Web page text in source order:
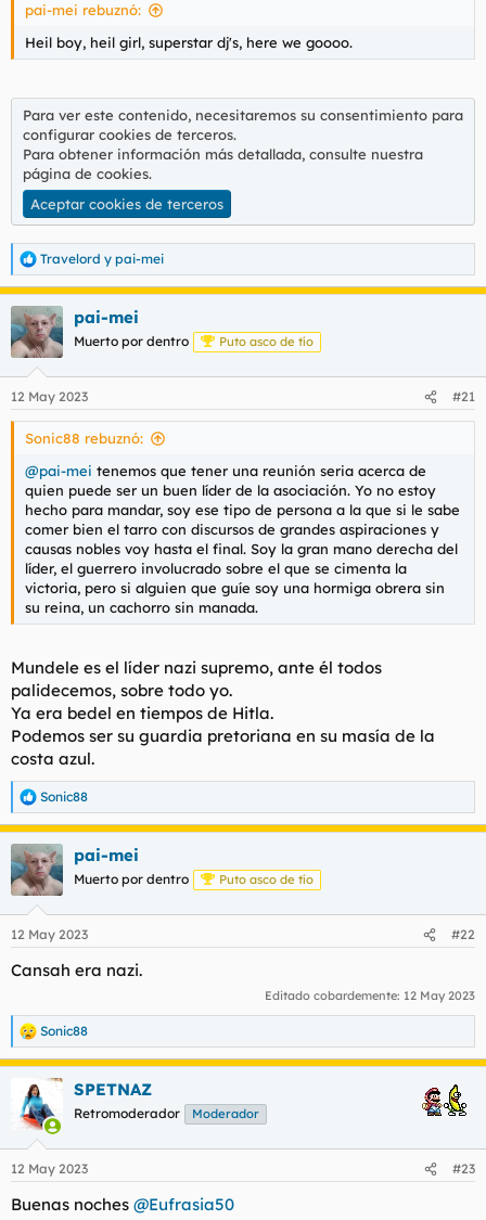
pai-mei rebuznó:
Heil boy, heil girl, superstar dj's, here we goooo.
Para ver este contenido, necesitaremos su consentimiento para
configurar cookies de terceros.
Para obtener información más detallada, consulte nuestra
página de cookies.
Aceptar cookies de terceros
R
e
a
c
c
i
e
s
Travelord y pai-mei
pai-mei
Muerto por dentro Puto asco de tío
12 May 2023 #21
Sonic88 rebuznó:
@pai-mei tenemos que tener una reunión seria acerca de
quien puede ser un buen líder de la asociación. Yo no estoy
hecho para mandar, soy ese tipo de persona a la que si le sabe
comer bien el tarro con discursos de grandes aspiraciones y
causas nobles voy hasta el final. Soy la gran mano derecha del
líder, el guerrero involucrado sobre el que se cimenta la
victoria, pero si alguien que guíe soy una hormiga obrera sin
su reina, un cachorro sin manada.
Mundele es el líder nazi supremo, ante él todos
palidecemos, sobre todo yo.
Ya era bedel en tiempos de Hitla.
Podemos ser su guardia pretoriana en su masía de la
costa azul.
R
e
a
c
c
i
e
:
Sonic88
pai-mei
Muerto por dentro Puto asco de tío
12 May 2023 #22
Cansah era nazi.
Editado cobardemente: 12 May 2023
R
e
a
c
i
e
:
Sonic88
SPETNAZ
Retromoderador Moderador
12 May 2023 #23
Buenas noches @Eufrasia50